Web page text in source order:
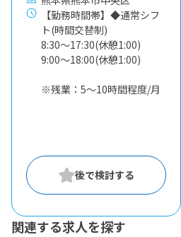
【勤務時間帯】◆通常シフ
ト(時間交替制)
8:30〜17:30(休憩1:00)
9:00〜18:00(休憩1:00)
※残業：5〜10時間程度/月
関連する求人を探す